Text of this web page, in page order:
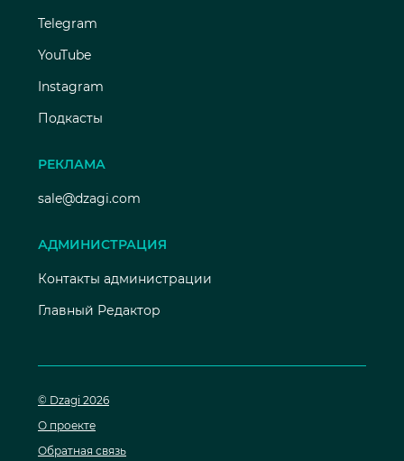
Telegram
YouTube
Instagram
Подкасты
РЕКЛАМА
sale@dzagi.com
АДМИНИСТРАЦИЯ
Контакты администрации
Главный Редактор
© Dzagi 2026
О проекте
Обратная связь